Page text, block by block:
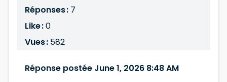
Réponses : 7
Like :0
Vues : 582
Réponse postée June 1, 2026 8:48 AM